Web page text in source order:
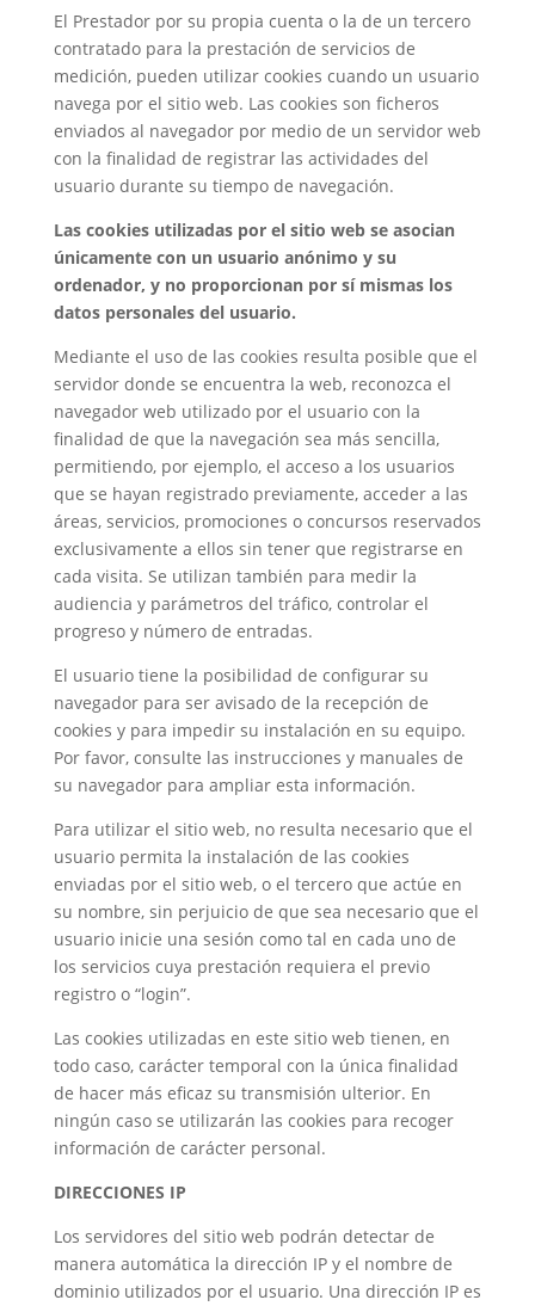
El Prestador por su propia cuenta o la de un tercero
contratado para la prestación de servicios de
medición, pueden utilizar cookies cuando un usuario
navega por el sitio web. Las cookies son ficheros
enviados al navegador por medio de un servidor web
con la finalidad de registrar las actividades del
usuario durante su tiempo de navegación.
Las cookies utilizadas por el sitio web se asocian
únicamente con un usuario anónimo y su
ordenador, y no proporcionan por sí mismas los
datos personales del usuario.
Mediante el uso de las cookies resulta posible que el
servidor donde se encuentra la web, reconozca el
navegador web utilizado por el usuario con la
finalidad de que la navegación sea más sencilla,
permitiendo, por ejemplo, el acceso a los usuarios
que se hayan registrado previamente, acceder a las
áreas, servicios, promociones o concursos reservados
exclusivamente a ellos sin tener que registrarse en
cada visita. Se utilizan también para medir la
audiencia y parámetros del tráfico, controlar el
progreso y número de entradas.
El usuario tiene la posibilidad de configurar su
navegador para ser avisado de la recepción de
cookies y para impedir su instalación en su equipo.
Por favor, consulte las instrucciones y manuales de
su navegador para ampliar esta información.
Para utilizar el sitio web, no resulta necesario que el
usuario permita la instalación de las cookies
enviadas por el sitio web, o el tercero que actúe en
su nombre, sin perjuicio de que sea necesario que el
usuario inicie una sesión como tal en cada uno de
los servicios cuya prestación requiera el previo
registro o “login”.
Las cookies utilizadas en este sitio web tienen, en
todo caso, carácter temporal con la única finalidad
de hacer más eficaz su transmisión ulterior. En
ningún caso se utilizarán las cookies para recoger
información de carácter personal.
DIRECCIONES IP
Los servidores del sitio web podrán detectar de
manera automática la dirección IP y el nombre de
dominio utilizados por el usuario. Una dirección IP es